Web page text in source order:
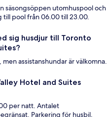
säsongsöppen utomhuspool och
till pool från 06.00 till 23.00.
sig husdjur till Toronto
assistanshundar är välkomna.
Hotel and Suites
per natt. Antalet
Parkering för husbil,